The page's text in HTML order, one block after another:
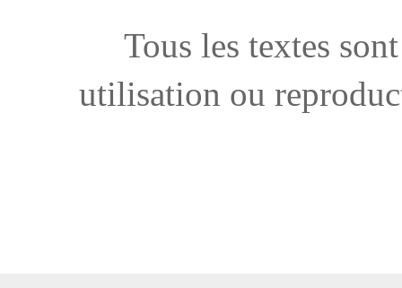
Tous les textes
utilisation ou